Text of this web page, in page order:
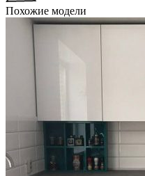
Похожие модели